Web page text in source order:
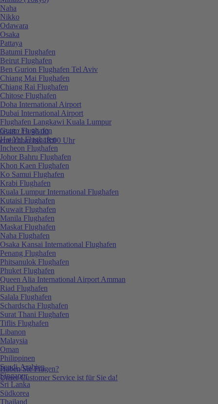
0848 / 19 96 00
erreichbar bis 18:00 Uhr
Haben Sie Fragen?
Unser Customer Service ist für Sie da!
Naha
Nikko
Odawara
Osaka
Pattaya
Batumi Flughafen
Beirut Flughafen
Ben Gurion Flughafen Tel Aviv
Chiang Mai Flughafen
Chiang Rai Flughafen
Chitose Flughafen
Doha International Airport
Dubai International Airport
Flughafen Langkawi Kuala Lumpur
Guam Flughafen
Hat Yai Flughafen
Incheon Flughafen
Johor Bahru Flughafen
Khon Kaen Flughafen
Ko Samui Flughafen
Krabi Flughafen
Kuala Lumpur International Flughafen
Kutaisi Flughafen
Kuwait Flughafen
Manila Flughafen
Maskat Flughafen
Naha Flughafen
Osaka Kansai International Flughafen
Penang Flughafen
Phitsanulok Flughafen
Phuket Flughafen
Queen Alia International Airport Amman
Riad Flughafen
Salala Flughafen
Schardscha Flughafen
Surat Thani Flughafen
Tiflis Flughafen
Libanon
Malaysia
Oman
Philippinen
Saudi-Arabien
Singapur
Sri Lanka
Südkorea
Thailand